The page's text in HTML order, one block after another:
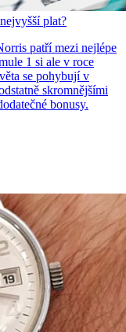
plat?
patří mezi nejlépe
1 si ale v roce
se pohybují v
skromnějšími
bonusy.